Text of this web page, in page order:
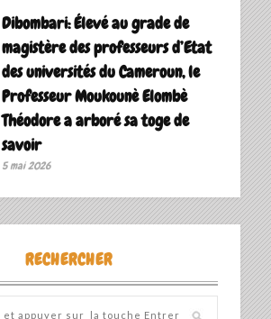
Dibombari: Élevé au grade de
magistère des professeurs d’Etat
des universités du Cameroun, le
Professeur Moukounè Elombè
Théodore a arboré sa toge de
savoir ‎
5 mai 2026
RECHERCHER